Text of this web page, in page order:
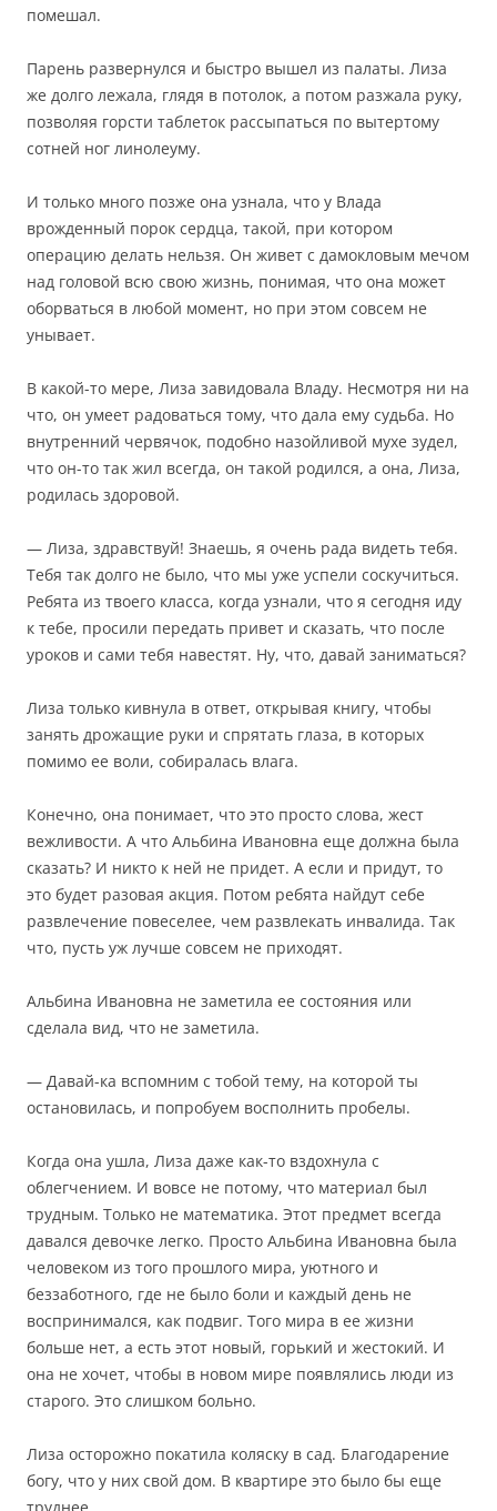
помешал.
Парень развернулся и быстро вышел из палаты. Лиза
же долго лежала, глядя в потолок, а потом разжала руку,
позволяя горсти таблеток рассыпаться по вытертому
сотней ног линолеуму.
И только много позже она узнала, что у Влада
врожденный порок сердца, такой, при котором
операцию делать нельзя. Он живет с дамокловым мечом
над головой всю свою жизнь, понимая, что она может
оборваться в любой момент, но при этом совсем не
унывает.
В какой-то мере, Лиза завидовала Владу. Несмотря ни на
что, он умеет радоваться тому, что дала ему судьба. Но
внутренний червячок, подобно назойливой мухе зудел,
что он-то так жил всегда, он такой родился, а она, Лиза,
родилась здоровой.
— Лиза, здравствуй! Знаешь, я очень рада видеть тебя.
Тебя так долго не было, что мы уже успели соскучиться.
Ребята из твоего класса, когда узнали, что я сегодня иду
к тебе, просили передать привет и сказать, что после
уроков и сами тебя навестят. Ну, что, давай заниматься?
Лиза только кивнула в ответ, открывая книгу, чтобы
занять дрожащие руки и спрятать глаза, в которых
помимо ее воли, собиралась влага.
Конечно, она понимает, что это просто слова, жест
вежливости. А что Альбина Ивановна еще должна была
сказать? И никто к ней не придет. А если и придут, то
это будет разовая акция. Потом ребята найдут себе
развлечение повеселее, чем развлекать инвалида. Так
что, пусть уж лучше совсем не приходят.
Альбина Ивановна не заметила ее состояния или
сделала вид, что не заметила.
— Давай-ка вспомним с тобой тему, на которой ты
остановилась, и попробуем восполнить пробелы.
Когда она ушла, Лиза даже как-то вздохнула с
облегчением. И вовсе не потому, что материал был
трудным. Только не математика. Этот предмет всегда
давался девочке легко. Просто Альбина Ивановна была
человеком из того прошлого мира, уютного и
беззаботного, где не было боли и каждый день не
воспринимался, как подвиг. Того мира в ее жизни
больше нет, а есть этот новый, горький и жестокий. И
она не хочет, чтобы в новом мире появлялись люди из
старого. Это слишком больно.
Лиза осторожно покатила коляску в сад. Благодарение
богу, что у них свой дом. В квартире это было бы еще